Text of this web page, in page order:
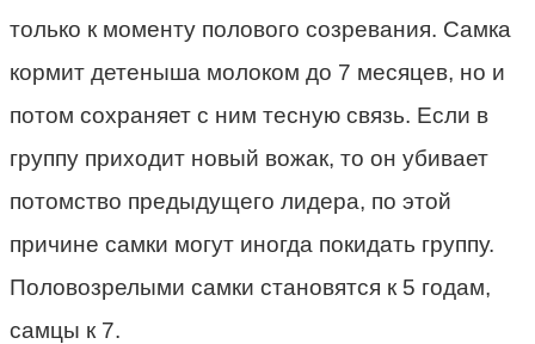
только к моменту полового созревания. Самка
кормит детеныша молоком до 7 месяцев, но и
потом сохраняет с ним тесную связь. Если в
группу приходит новый вожак, то он убивает
потомство предыдущего лидера, по этой
причине самки могут иногда покидать группу.
Половозрелыми самки становятся к 5 годам,
самцы к 7.